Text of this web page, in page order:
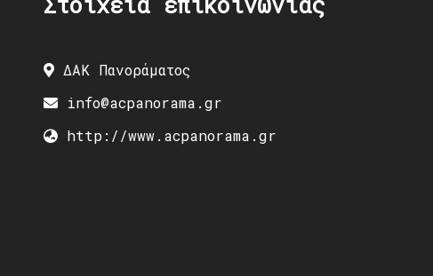
ΔΑΚ Πανοράματος
info@acpanorama.gr
http://www.acpanorama.gr